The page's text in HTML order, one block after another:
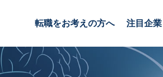
転職をお考えの方へ 注目企業